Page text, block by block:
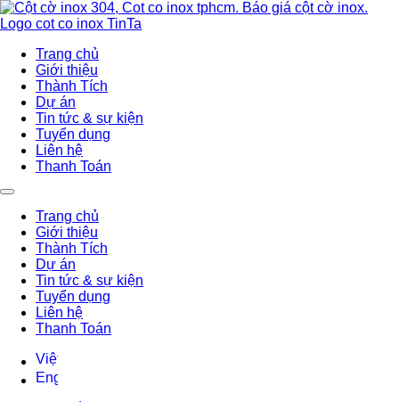
Trang chủ
Giới thiệu
Thành Tích
Dự án
Tin tức & sự kiện
Tuyển dụng
Liên hệ
Thanh Toán
Trang chủ
Giới thiệu
Thành Tích
Dự án
Tin tức & sự kiện
Tuyển dụng
Liên hệ
Thanh Toán